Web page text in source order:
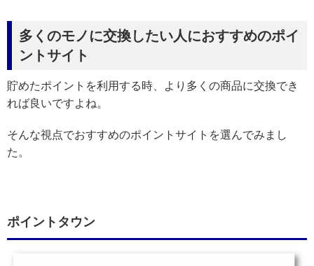
多くのモノに交換したい人におすすめのポイ
ントサイト
貯めたポイントを利用する時、より多くの商品に交換でき
れば良いですよね。
そんな視点でおすすめのポイントサイトを選んでみまし
た。
ポイントタウン